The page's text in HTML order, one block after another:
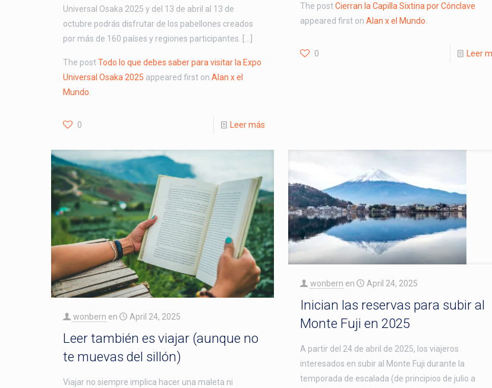
Universal Osaka 2025 y del 13 de abril al 13 de
octubre podrás disfrutar de los pabellones creados
por más de 160 países y regiones participantes. […]
The postTodo lo que debes saber para visitar la Expo
Universal Osaka 2025 appeared first on Alan x el
Mundo
0 Leer más
The postCierran la Capilla Sixtina por Cónclave
appeared first on Alan x el Mundo.
0 Leer
wonbern en April 24, 2025
Leer también es viajar (aunque no
te muevas del sillón)
Viajar no siempre implica hacer una maleta ni
wonbern en April 24, 2025
Inician las reservas para subir al
Monte Fuji en 2025
A partir del 24 de abril de 2025, los viajeros
interesados en subir al Monte Fuji durante la
temporada de escalada (de principios de julio a